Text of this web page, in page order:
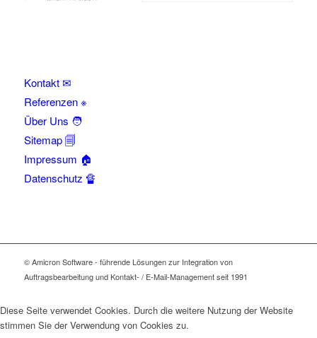
Kontakt ✉
Referenzen ※
Über Uns 🧑
Sitemap 🗐
Impressum 🏠
Datenschutz 🔏
© Amicron Software - führende Lösungen zur Integration von
Auftragsbearbeitung und Kontakt- / E-Mail-Management seit 1991
Diese Seite verwendet Cookies. Durch die weitere Nutzung der Website
stimmen Sie der Verwendung von Cookies zu.